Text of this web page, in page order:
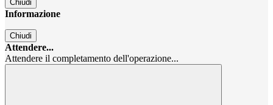
Chiudi
Informazione
Chiudi
Attendere...
Attendere il completamento dell'operazione...